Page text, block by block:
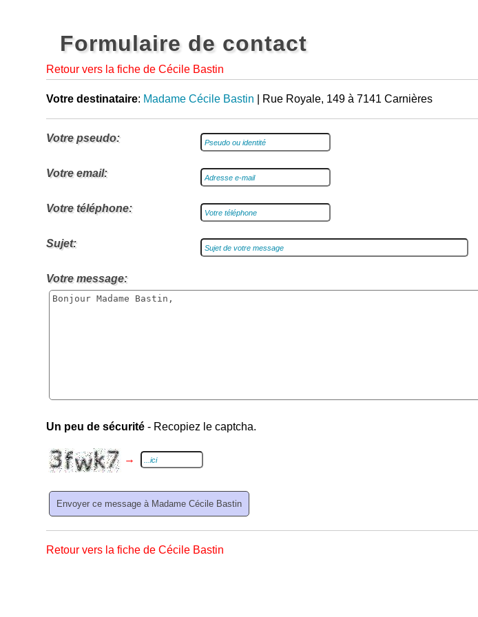
Formulaire de contact
Retour vers la fiche de Cécile Bastin
Votre destinataire: Madame Cécile Bastin | Rue Royale, 149 à 7141 Carnières
Votre pseudo:
Votre email:
Votre téléphone:
Sujet:
Votre message:
Un peu de sécurité - Recopiez le captcha.
→
Retour vers la fiche de Cécile Bastin